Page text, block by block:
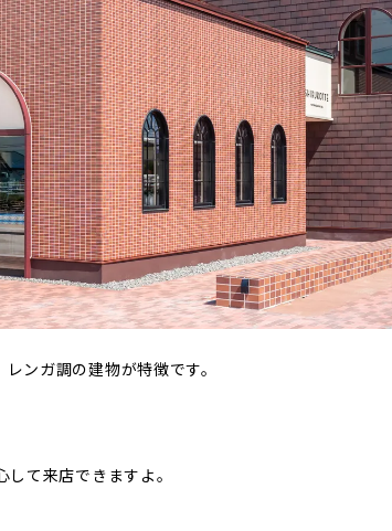
ンガ調の建物が特徴です。
て来店できますよ。